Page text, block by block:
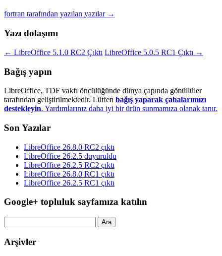
fortran tarafından yazılan yazılar →
Yazı dolaşımı
← LibreOffice 5.1.0 RC2 Çıktı LibreOffice 5.0.5 RC1 Çıktı →
Bağış yapın
LibreOffice, TDF vakfı öncülüğünde dünya çapında gönüllüler
tarafından geliştirilmektedir. Lütfen bağış yaparak çabalarımızı
destekleyin. Yardımlarınız daha iyi bir ürün sunmamıza olanak tanır.
Son Yazılar
LibreOffice 26.8.0 RC2 çıktı
LibreOffice 26.2.5 duyuruldu
LibreOffice 26.2.5 RC2 çıktı
LibreOffice 26.8.0 RC1 çıktı
LibreOffice 26.2.5 RC1 çıktı
Google+ topluluk sayfamıza katılın
Arşivler